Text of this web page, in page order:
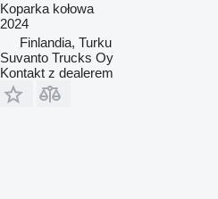
Koparka kołowa
2024
Finlandia, Turku
Suvanto Trucks Oy
Kontakt z dealerem